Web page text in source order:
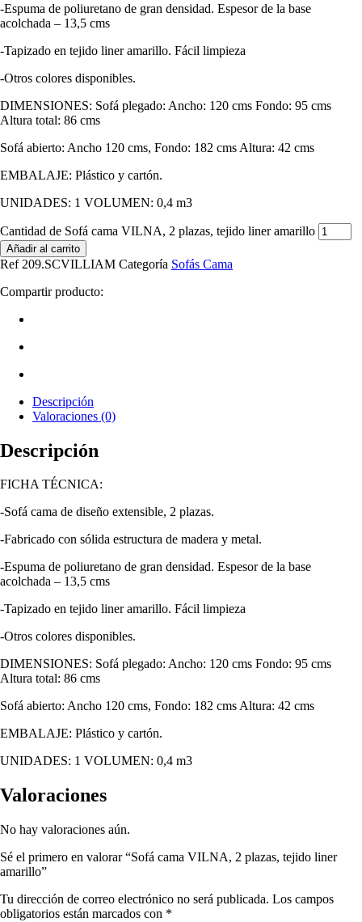
-Espuma de poliuretano de gran densidad. Espesor de la base
acolchada – 13,5 cms
-Tapizado en tejido liner amarillo. Fácil limpieza
-Otros colores disponibles.
DIMENSIONES: Sofá plegado: Ancho: 120 cms Fondo: 95 cms
Altura total: 86 cms
Sofá abierto: Ancho 120 cms, Fondo: 182 cms Altura: 42 cms
EMBALAJE: Plástico y cartón.
UNIDADES: 1 VOLUMEN: 0,4 m3
Cantidad de Sofá cama VILNA, 2 plazas, tejido liner amarillo
Añadir al carrito
Ref 209.SCVILLIAM Categoría Sofás Cama
Compartir producto:
Descripción
Valoraciones (0)
Descripción
FICHA TÉCNICA:
-Sofá cama de diseño extensible, 2 plazas.
-Fabricado con sólida estructura de madera y metal.
-Espuma de poliuretano de gran densidad. Espesor de la base
acolchada – 13,5 cms
-Tapizado en tejido liner amarillo. Fácil limpieza
-Otros colores disponibles.
DIMENSIONES: Sofá plegado: Ancho: 120 cms Fondo: 95 cms
Altura total: 86 cms
Sofá abierto: Ancho 120 cms, Fondo: 182 cms Altura: 42 cms
EMBALAJE: Plástico y cartón.
UNIDADES: 1 VOLUMEN: 0,4 m3
Valoraciones
No hay valoraciones aún.
Sé el primero en valorar “Sofá cama VILNA, 2 plazas, tejido liner
amarillo”
Tu dirección de correo electrónico no será publicada. Los campos
obligatorios están marcados con *